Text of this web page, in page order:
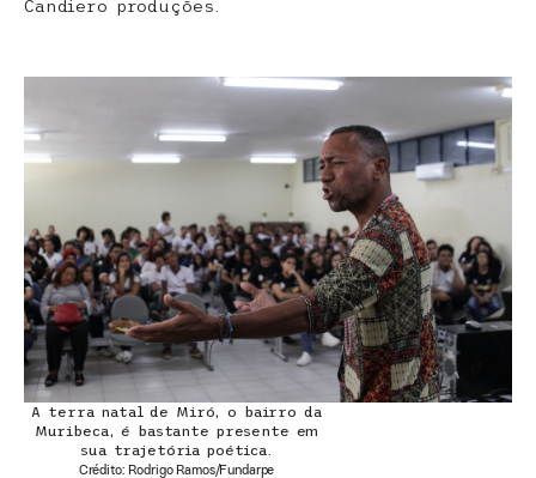
Candiero produções.
A terra natal de Miró, o bairro da
Muribeca, é bastante presente em
sua trajetória poética.
Crédito: Rodrigo Ramos/Fundarpe